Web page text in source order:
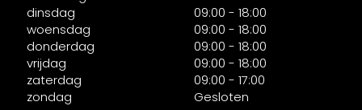
dinsdag
09:00 - 18:00
woensdag
09:00 - 18:00
donderdag
09:00 - 18:00
vrijdag
09:00 - 18:00
zaterdag
09:00 - 17:00
zondag
Gesloten